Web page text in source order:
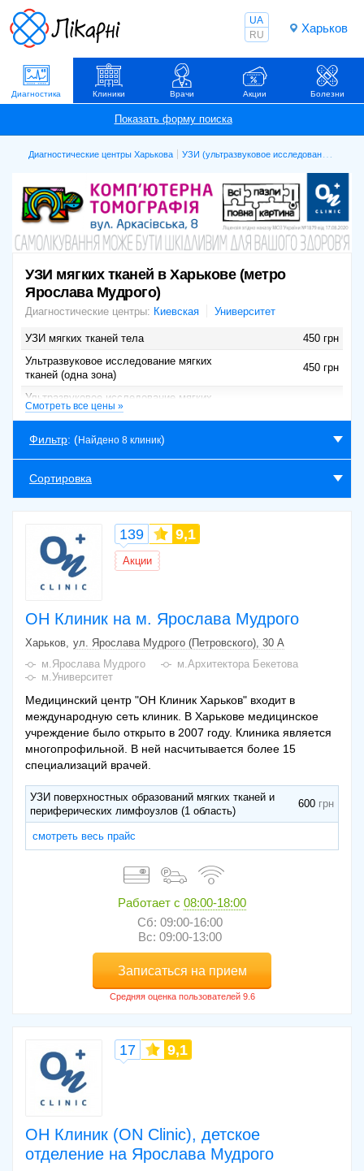
Харьков
UA
RU
Диагностика Клиники Врачи Акции Болезни
Диагностические центры Харькова УЗИ (ультразвуковое исследование)
УЗИ мягких тканей в Харькове (метро
Ярослава Мудрого)
Диагностические центры: Киевская Университет
УЗИ мягких тканей тела
450 грн
Ультразвуковое исследование мягких
тканей (одна зона)
450 грн
Ультразвуковое исследование мягких
тканей с эластографией (одна зона)
УЗИ поверхностных образований мягких
тканей и периферических лимфоузлов (1
область)
УЗИ мягких тканей
450 грн
Смотреть все цены »
Фильтр: (Найдено 8 клиник)
Сортировка
ОН Клиник на м. Ярослава Мудрого
139 9,1
Акции
Харьков ул. Ярослава Мудрого (Петровского), 30 А
м.Ярослава Мудрого
м.Архитектора Бекетова
м.Университет
Медицинский центр "ОН Клиник Харьков" входит в
международную сеть клиник. В Харькове медицинское
учреждение было открыто в 2007 году. Клиника является
многопрофильной. В ней насчитывается более 15
специализаций врачей.
УЗИ поверхностных образований мягких тканей и
периферических лимфоузлов (1 область)
600
смотреть весь прайс
Работает с 08:00-18:00
Сб: 09:00-16:00
Вс: 09:00-13:00
Записаться на прием
ОН Клиник (ON Clinic), детское
отделение на Ярослава Мудрого
17 9,1